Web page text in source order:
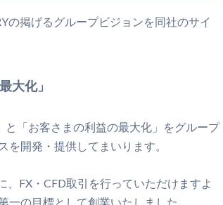
の掲げるグループビジョンを同社のサイ
大化」
「お客さまの利益の最大化」をグループ
開発・提供してまいります。
FX・CFD取引を行っていただけますよ
の目標として創業いたしました。